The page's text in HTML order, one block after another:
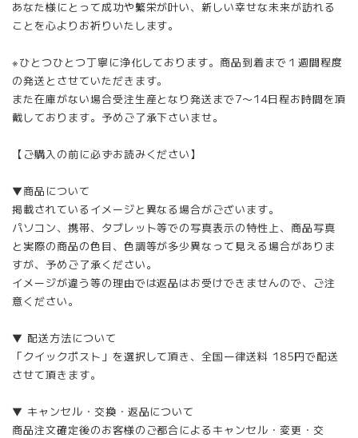
あなた様にとって成功や繁栄が叶い、新しい幸せな未来が訪れる
ことを心よりお祈りいたします。
※ひとつひとつ丁寧に浄化しております。商品到着まで１週間程度
の発送とさせていただきます。
また在庫がない場合受注生産となり発送まで7〜14日程お時間を頂
戴しております。予めご了承下さいませ。
【ご購入の前に必ずお読みください】
▼商品について
掲載されているイメージと異なる場合がございます。
パソコン、携帯、タブレット等での写真表示の特性上、商品写真
と実際の商品の色目、色調等が多少異なって見える場合がありま
すが、予めご了承ください。
イメージが違う等の理由では返品はお受けできませんので、ご注
意ください。
▼ 配送方法について
「クイックポスト」を選択して頂き、全国一律送料 185円で配送
させて頂きます。
▼ キャンセル・交換・返品について
商品注文確定後のお客様のご都合によるキャンセル・変更・交